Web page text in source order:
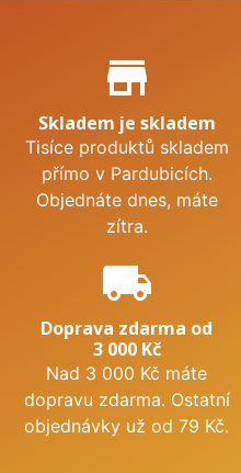
Proč nakupovat u
store_mall_directory
Skladem je skladem
Tisíce produktů skladem
přímo v Pardubicích.
Objednáte dnes, máte
zítra.
local_shipping
Doprava zdarma od
3 000 Kč
Nad 3 000 Kč máte
dopravu zdarma. Ostatní
objednávky už od 79 Kč.